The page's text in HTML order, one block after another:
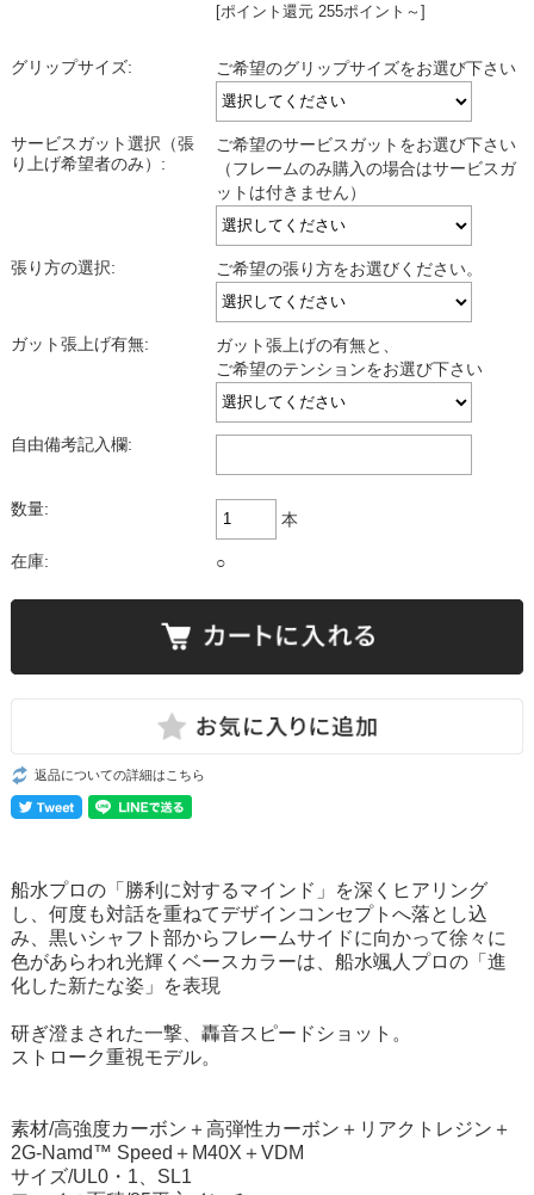
[ポイント還元 255ポイント～]
グリップサイズ: ご希望のグリップサイズをお選び下さい
サービスガット選択（張
り上げ希望者のみ）:
ご希望のサービスガットをお選び下さい
（フレームのみ購入の場合はサービスガ
ットは付きません）
張り方の選択: ご希望の張り方をお選びください。
ガット張上げ有無:
ガット張上げの有無と、
ご希望のテンションをお選び下さい
自由備考記入欄:
数量:
本
在庫: ○
返品についての詳細はこちら
船水プロの「勝利に対するマインド」を深くヒアリング
し、何度も対話を重ねてデザインコンセプトへ落とし込
み、黒いシャフト部からフレームサイドに向かって徐々に
色があらわれ光輝くベースカラーは、船水颯人プロの「進
化した新たな姿」を表現
研ぎ澄まされた一撃、轟音スピードショット。
ストローク重視モデル。
素材/高強度カーボン＋高弾性カーボン＋リアクトレジン＋
2G-Namd™ Speed＋M40X＋VDM
サイズ/UL0・1、SL1